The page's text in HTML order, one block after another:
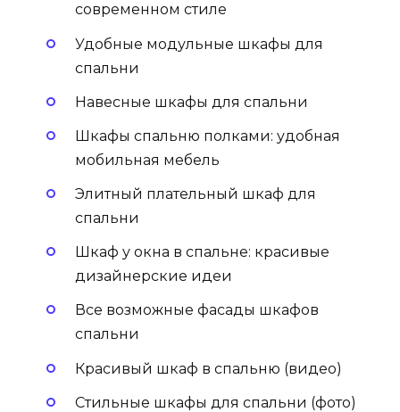
современном стиле
Удобные модульные шкафы для
спальни
Навесные шкафы для спальни
Шкафы спальню полками: удобная
мобильная мебель
Элитный плательный шкаф для
спальни
Шкаф у окна в спальне: красивые
дизайнерские идеи
Все возможные фасады шкафов
спальни
Красивый шкаф в спальню (видео)
Стильные шкафы для спальни (фото)